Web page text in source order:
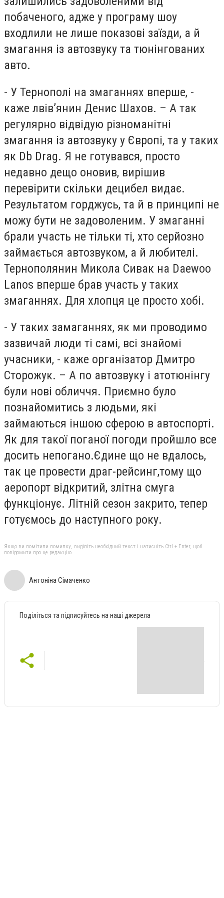
побаченого, адже у програму шоу
входлили не лише показові заїзди, а й
змагання із автозвуку та тюнінгованих
авто.
- У Тернополі на змаганнях вперше, -
каже лвів’янин Денис Шахов. – А так
регулярно відвідую різноманітні
змагання із автозвуку у Європі, та у таких
як Db Drag. Я не готувався, просто
недавно дещо оновив, вирішив
перевірити скільки децибел видає.
Результатом горджусь, та й в принципі не
можу бути не задоволеним. У змаганні
брали участь не тільки ті, хто серйозно
займається автозвуком, а й любителі.
Тернополянин Микола Сивак на Daewoo
Lanos вперше брав участь у таких
змаганнях. Для хлопця це просто хобі.
- У таких замаганнях, як ми проводимо
зазвичай люди ті самі, всі знайомі
учасники, - каже організатор Дмитро
Сторожук. – А по автозвуку і атотюнінгу
були нові обличчя. Приємно було
познайомитись з людьми, які
займаються іншою сферою в автоспорті.
Як для такої поганої погоди пройшло все
досить непогано.Єдине що не вдалось,
так це провести драг-рейсинг,тому що
аеропорт відкритий, злітна смуга
функціонує. Літній сезон закрито, тепер
готуємось до наступного року.
Якщо ви помітили помилку, виділіть необхідний текст і натисніть Ctrl + Enter, щоб
повідомити про це редакцію
Антоніна Сімаченко
Поділіться та підписуйтесь на наші джерела